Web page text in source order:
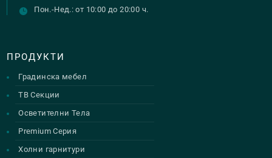
Пон.-Нед.: от 10:00 до 20:00 ч.
ПРОДУКТИ
Градинска мебел
ТВ Секции
Осветителни Тела
Premium Серия
Холни гарнитури